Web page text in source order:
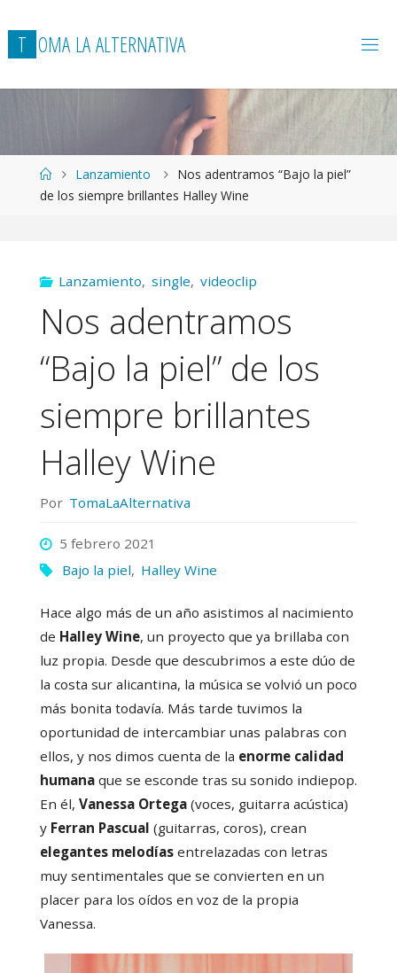
T OMA LAALTERNATIVA
Página
de
Lanzamiento
Nos adentramos “Bajo la piel”
de los siempre brillantes Halley Wine
Lanzamiento, single, videoclip
Nos adentramos
“Bajo la piel” de los
siempre brillantes
Halley Wine
Por TomaLaAlternativa
5 febrero 2021
Bajo la piel, Halley Wine
Hace algo más de un año asistimos al nacimiento
de Halley Wine, un proyecto que ya brillaba con
luz propia. Desde que descubrimos a este dúo de
la costa sur alicantina, la música se volvió un poco
más bonita todavía. Más tarde tuvimos la
oportunidad de intercambiar unas palabras con
ellos, y nos dimos cuenta de la enorme calidad
humanaque se esconde tras su sonido indiepop.
En él, Vanessa Ortega(voces, guitarra acústica)
y Ferran Pascual (guitarras, coros), crean
elegantes melodíasentrelazadas con letras
muy sentimentales que se convierten en un
placer para los oídos en voz de la propia
Vanessa.